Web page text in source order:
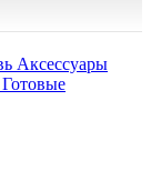
Аксессуары
Готовые